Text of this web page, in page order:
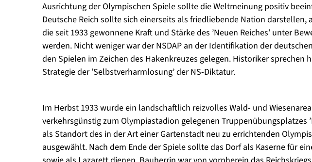
Ausrichtung der Olympischen Spiele sollte die Weltmeinung positiv
Deutsche Reich sollte sich einerseits als friedliebende Nation darstellen,
die seit 1933 gewonnene Kraft und Stärke des ’Neuen Reiches’ unter
werden. Nicht weniger war der NSDAP an der Identifikation der
den Spielen im Zeichen des Hakenkreuzes gelegen. Historiker sprechen
Strategie der ’Selbstverharmlosung’ der NS-Diktatur.
Im Herbst 1933 wurde ein landschaftlich reizvolles Wald- und
verkehrsgünstig zum Olympiastadion gelegenen Truppenübungsplatzes
als Standort des in der Art einer Gartenstadt neu zu errichtenden
ausgewählt. Nach dem Ende der Spiele sollte das Dorf als Kaserne für